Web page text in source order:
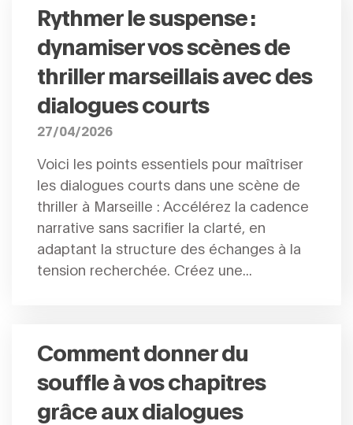
Rythmer le suspense :
dynamiser vos scènes de
thriller marseillais avec des
dialogues courts
27/04/2026
Voici les points essentiels pour maîtriser
les dialogues courts dans une scène de
thriller à Marseille : Accélérez la cadence
narrative sans sacrifier la clarté, en
adaptant la structure des échanges à la
tension recherchée. Créez une...
Comment donner du
souffle à vos chapitres
grâce aux dialogues